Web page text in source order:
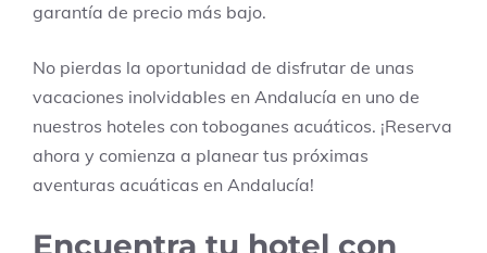
garantía de precio más bajo.
No pierdas la oportunidad de disfrutar de unas
vacaciones inolvidables en Andalucía en uno de
nuestros hoteles con toboganes acuáticos. ¡Reserva
ahora y comienza a planear tus próximas
aventuras acuáticas en Andalucía!
Encuentra tu hotel con